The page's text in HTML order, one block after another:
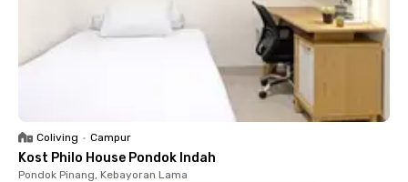
Coliving • Campur
Kost Philo House Pondok Indah
Pondok Pinang, Kebayoran Lama